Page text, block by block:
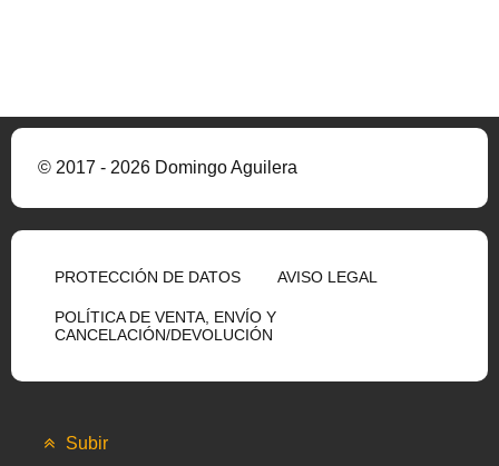
© 2017 - 2026 Domingo Aguilera
PROTECCIÓN DE DATOS AVISO LEGAL
POLÍTICA DE VENTA, ENVÍO Y
CANCELACIÓN/DEVOLUCIÓN
Subir